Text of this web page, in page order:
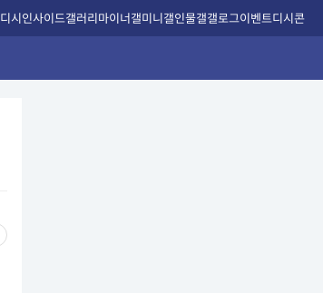
디시인사이드갤러리마이너갤미니갤인물갤갤로그이벤트디시콘